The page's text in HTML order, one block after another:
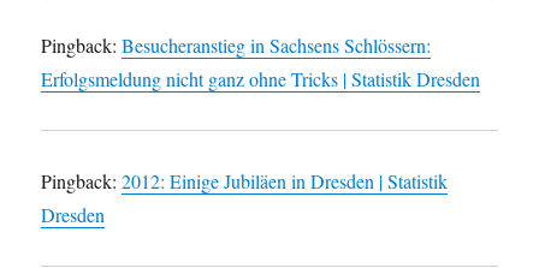
Pingback:Besucheranstieg in Sachsens Schlössern:
Erfolgsmeldung nicht ganz ohne Tricks | Statistik Dresden
Pingback:2012: Einige Jubiläen in Dresden | Statistik
Dresden